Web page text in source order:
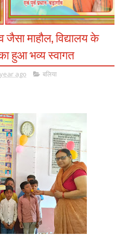
जैसा माहौल, विद्यालय के
हुआ भव्य स्वागत
year ago बलिया